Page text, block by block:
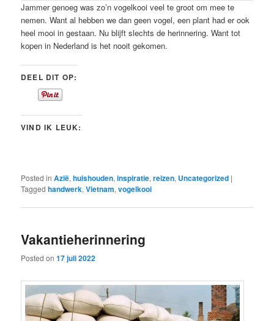
Jammer genoeg was zo’n vogelkooi veel te groot om mee te
nemen. Want al hebben we dan geen vogel, een plant had er ook
heel mooi in gestaan. Nu blijft slechts de herinnering. Want tot
kopen in Nederland is het nooit gekomen.
DEEL DIT OP:
VIND IK LEUK:
Posted in Azië,huishouden,inspiratie,reizen, Uncategorized |
Tagged handwerk,Vietnam,vogelkooi
Vakantieherinnering
Posted on17 juli 2022